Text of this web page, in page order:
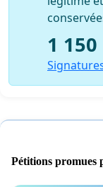
1 150
Pétitions promues